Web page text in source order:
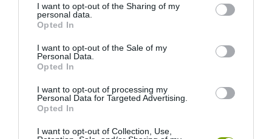
not limited to your visit or usage behaviour. You may click to
grant or deny consent to Google and its third-party tags to
use your data for below specified purposes in below Google
consent section.
I want to opt-out of the Sharing of my
personal data.
Opted In
I want to opt-out of the Sale of my
Personal Data.
Opted In
I want to opt-out of processing my
Personal Data for Targeted Advertising.
Opted In
I want to opt-out of Collection, Use,
KOLUMBIÁBAN SÓBÓL KÉSZÜLT KATEDRÁLIST TALÁLUNK A
HASONLÓ ÉRDEKESSÉGEK